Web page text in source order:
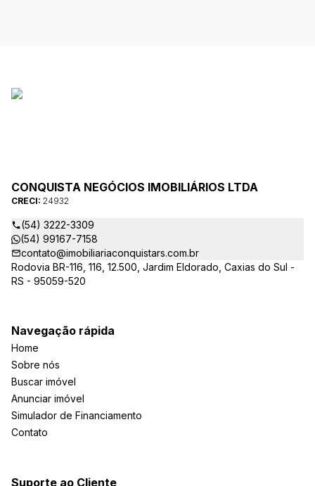
CONQUISTA NEGÓCIOS IMOBILIÁRIOS LTDA
CRECI: 24932
(54) 3222-3309
(54) 99167-7158
contato@imobiliariaconquistars.com.br
Rodovia BR-116, 116, 12.500, Jardim Eldorado, Caxias do Sul -
RS - 95059-520
Navegação rápida
Home
Sobre nós
Buscar imóvel
Anunciar imóvel
Simulador de Financiamento
Contato
Suporte ao Cliente